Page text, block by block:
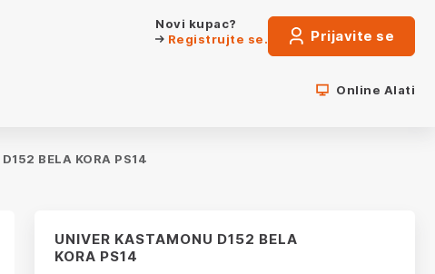
Novi kupac?
Registrujte se.
Prijavite se
Online Alati
BELA KORA PS14
UNIVER KASTAMONU D152 BELA
KORA PS14